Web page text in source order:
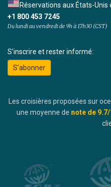
Réservations aux États-Unis
+1 800 453 7245
Du lundi au vendredi de 9h à 17h30 (CST)
S'inscrire et rester informé:
S'abonner
Les croisières proposées sur
une moyenne de note de 9.7/